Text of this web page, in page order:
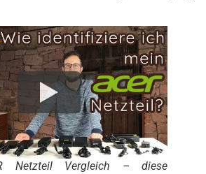
Netzteil Vergleich – diese